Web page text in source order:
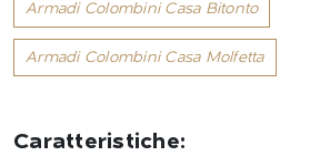
Armadi Colombini Casa Bitonto
Armadi Colombini Casa Molfetta
Caratteristiche: